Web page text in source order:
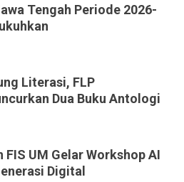
Tengah Periode 2026-
Literasi, FLP
Dua Buku Antologi
FIS UM Gelar Workshop AI
Digital